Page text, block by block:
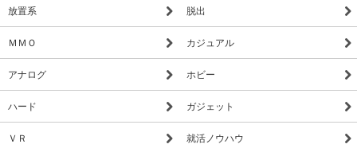
異性の数は男女合わせて20名以上。
その異性たちとうまくメッセージのやりとりを進められれば、
相手から突然電話がかかってきたりもします。
そして、相手と両想いになると・・・
この先、2人にどんなストーリーが待っているのかは是非、プ
レイして確かめてみてください。
放置系 脱出
ＭＭＯ カジュアル
アナログ ホビー
ハード ガジェット
ＶＲ 就活ノウハウ